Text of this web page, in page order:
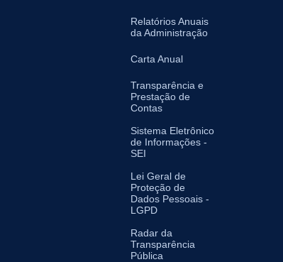
Relatórios Anuais
da Administração
Carta Anual
Transparência e
Prestação de
Contas
Sistema Eletrônico
de Informações -
SEI
Lei Geral de
Proteção de
Dados Pessoais -
LGPD
Radar da
Transparência
Pública